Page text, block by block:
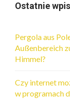
Ostatnie
Pergola aus
Außenbereich
Himmel?
Czy internet
w programach